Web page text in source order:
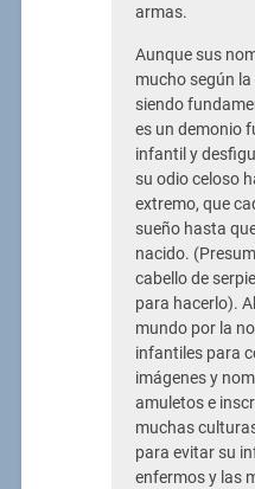
armas.
Aunque sus
mucho según
siendo
es un demonio
infantil y
su odio celoso
extremo, que
sueño hasta
nacido.
cabello de
para hacerlo).
mundo por la
infantiles para
imágenes y
amuletos e
muchas
para evitar su
enfermos y las